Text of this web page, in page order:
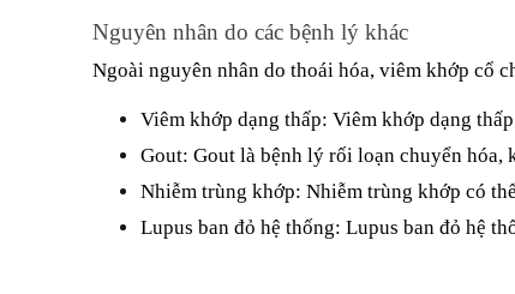
Nguyên nhân do các bệnh lý khác
Ngoài nguyên nhân do thoái hóa, viêm khớp cổ
Viêm khớp dạng thấp: Viêm khớp dạng
Gout: Gout là bệnh lý rối loạn chuyển
Nhiễm trùng khớp: Nhiễm trùng khớp có
Lupus ban đỏ hệ thống: Lupus ban đỏ hệ